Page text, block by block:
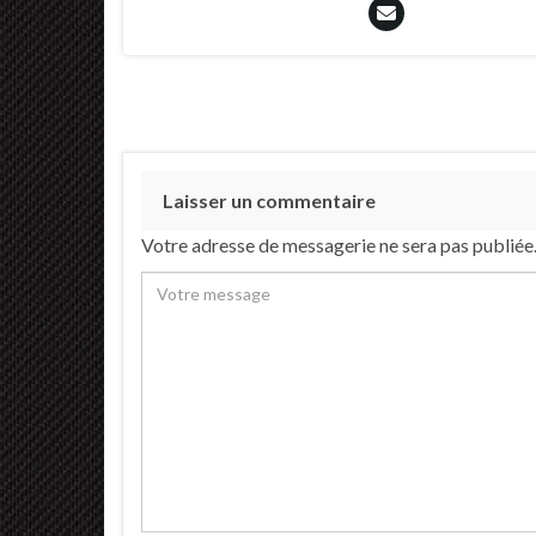
Laisser un commentaire
Votre adresse de messagerie ne sera pas publiée.